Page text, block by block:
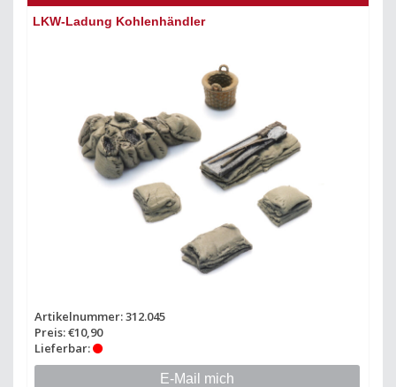
LKW-Ladung Kohlenhändler
Artikelnummer: 312.045
Preis: €10,90
Lieferbar:
E-Mail mich